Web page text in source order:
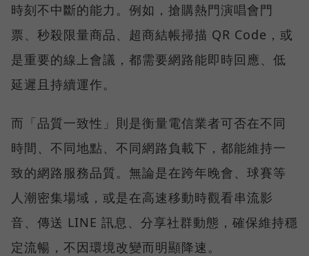
時刻不中斷的能力。例如，搶購熱門演唱會門
票、秒殺限量商品、超商結帳掃描 QR Code，或
是重要的線上會議，都需要網路能即時回應、低
延遲且持續運作。
而「品質一致性」則是衡量電信業者可否在不同
時間、不同地點、不同網路負載下，都能維持一
致的網路服務品質。無論是在跨年晚會、球賽等
人潮密集場域，或是在高速移動時觀看串流影
音、傳送 LINE 訊息、分享社群動態，確保維持穩
定流暢，不因環境改變而明顯降速。